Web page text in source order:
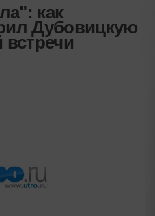
как
Дубовицкую